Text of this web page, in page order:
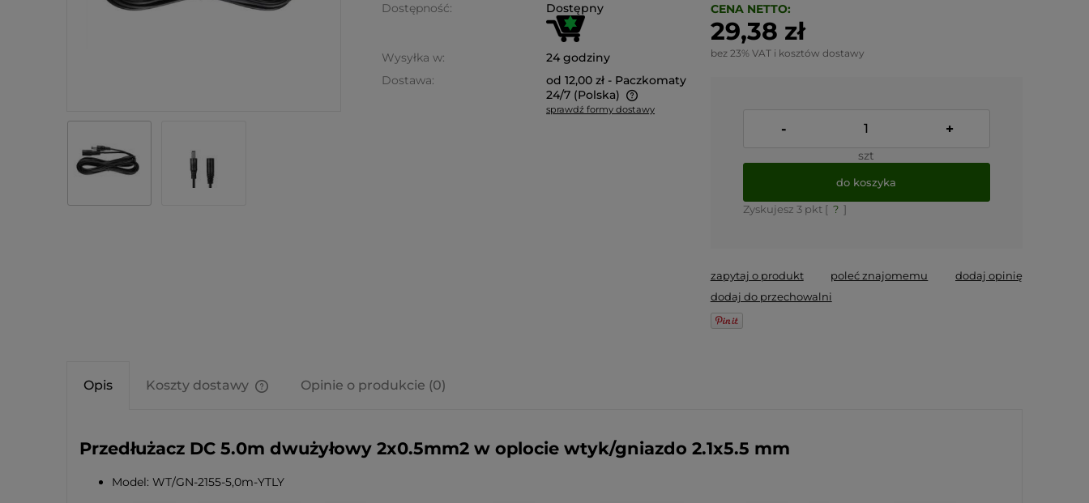
Dostępność:
Dostępny
Wysyłka w:
24 godziny
Dostawa:
od 12,00 zł - Paczkomaty
24/7 (Polska)
sprawdź formy dostawy
CENA NETTO:
29,38 zł
bez 23% VAT i kosztów dostawy
- +
szt
do koszyka
Zyskujesz 3pkt [ ? ]
zapytaj o produkt poleć znajomemu
dodaj opinię
dodaj do przechowalni
Opis Koszty dostawy Opinie o produkcie (0)
Przedłużacz DC 5.0m dwużyłowy 2x0.5mm2 w oplocie wtyk/gniazdo 2.1x5.5 mm
Model: WT/GN-2155-5,0m-YTLY